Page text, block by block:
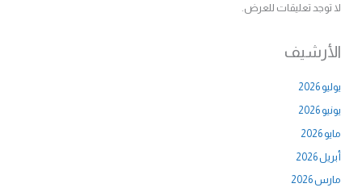
لا توجد تعليقات للعرض.
الأرشيف
يوليو 2026
يونيو 2026
مايو 2026
أبريل 2026
مارس 2026